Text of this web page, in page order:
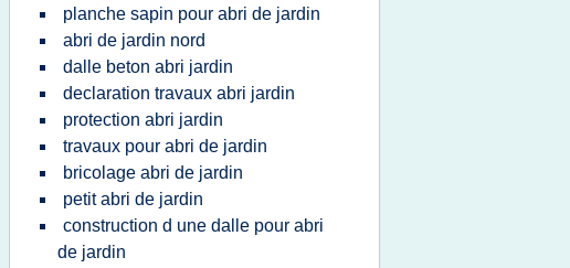
planche sapin pour abri de jardin
abri de jardin nord
dalle beton abri jardin
declaration travaux abri jardin
protection abri jardin
travaux pour abri de jardin
bricolage abri de jardin
petit abri de jardin
construction d une dalle pour abri
de jardin